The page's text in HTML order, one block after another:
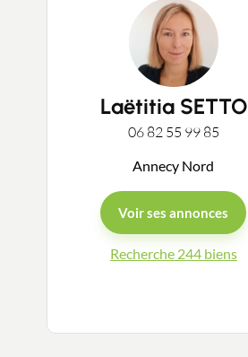
Laëtitia SETTO
06 82 55 99 85
Annecy Nord
Voir ses annonces
Recherche 244 biens